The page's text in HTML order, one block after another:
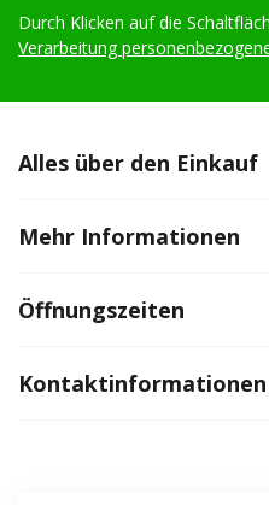
Durch Klicken auf die
Verarbeitung
Alles über den Einkauf
Mehr Informationen
Öffnungszeiten
Kontaktinformationen